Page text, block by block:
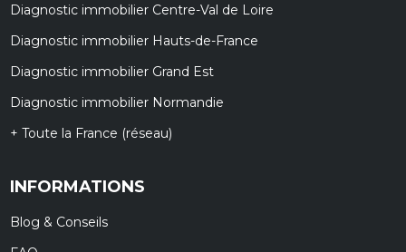
Diagnostic immobilier Centre-Val de Loire
Diagnostic immobilier Hauts-de-France
Diagnostic immobilier Grand Est
Diagnostic immobilier Normandie
+ Toute la France (réseau)
INFORMATIONS
Blog & Conseils